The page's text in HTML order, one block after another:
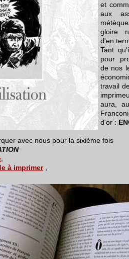
et
aux
gloire
d'en
Tant
pour
de nos
travail
aura,
d'or :
avec nous pour la sixième fois
à imprimer,